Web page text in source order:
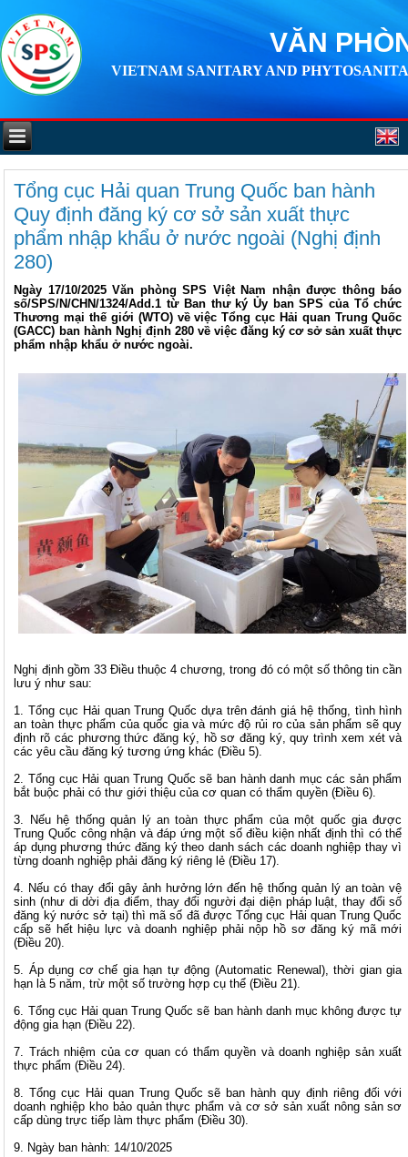
VĂN
VIETNAM SANITARY AND
Tổng cục Hải quan Trung Quốc ban hành
Quy định đăng ký cơ sở sản xuất thực
phẩm nhập khẩu ở nước ngoài (Nghị định
280)
Ngày 17/10/2025 Văn phòng SPS Việt Nam nhận được thông báo
số/SPS/N/CHN/1324/Add.1 từ Ban thư ký Ủy ban SPS của Tổ chức
Thương mại thế giới (WTO) về việc Tổng cục Hải quan Trung Quốc
(GACC) ban hành Nghị định 280 về việc đăng ký cơ sở sản xuất thực
phẩm nhập khẩu ở nước ngoài.
Nghị định gồm 33 Điều thuộc 4 chương, trong đó có một số thông tin cần
lưu ý như sau:
1. Tổng cục Hải quan Trung Quốc dựa trên đánh giá hệ thống, tình hình
an toàn thực phẩm của quốc gia và mức độ rủi ro của sản phẩm sẽ quy
định rõ các phương thức đăng ký, hồ sơ đăng ký, quy trình xem xét và
các yêu cầu đăng ký tương ứng khác (Điều 5).
2. Tổng cục Hải quan Trung Quốc sẽ ban hành danh mục các sản phẩm
bắt buộc phải có thư giới thiệu của cơ quan có thẩm quyền (Điều 6).
3. Nếu hệ thống quản lý an toàn thực phẩm của một quốc gia được
Trung Quốc công nhận và đáp ứng một số điều kiện nhất định thì có thể
áp dụng phương thức đăng ký theo danh sách các doanh nghiệp thay vì
từng doanh nghiệp phải đăng ký riêng lẻ (Điều 17).
4. Nếu có thay đổi gây ảnh hưởng lớn đến hệ thống quản lý an toàn vệ
sinh (như di dời địa điểm, thay đổi người đại diện pháp luật, thay đổi số
đăng ký nước sở tại) thì mã số đã được Tổng cục Hải quan Trung Quốc
cấp sẽ hết hiệu lực và doanh nghiệp phải nộp hồ sơ đăng ký mã mới
(Điều 20).
5. Áp dụng cơ chế gia hạn tự động (Automatic Renewal), thời gian gia
hạn là 5 năm, trừ một số trường hợp cụ thể (Điều 21).
6. Tổng cục Hải quan Trung Quốc sẽ ban hành danh mục không được tự
động gia hạn (Điều 22).
7. Trách nhiệm của cơ quan có thẩm quyền và doanh nghiệp sản xuất
thực phẩm (Điều 24).
8. Tổng cục Hải quan Trung Quốc sẽ ban hành quy định riêng đối với
doanh nghiệp kho bảo quản thực phẩm và cơ sở sản xuất nông sản sơ
cấp dùng trực tiếp làm thực phẩm (Điều 30).
9. Ngày ban hành: 14/10/2025